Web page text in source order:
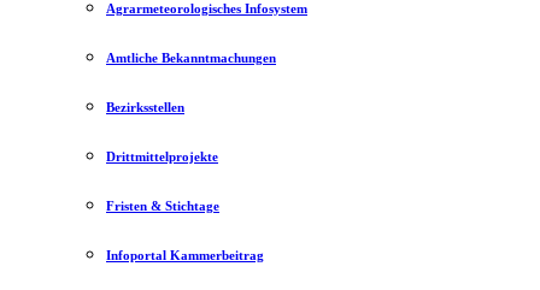
Agrarmeteorologisches Infosystem
Amtliche Bekanntmachungen
Bezirksstellen
Drittmittelprojekte
Fristen & Stichtage
Infoportal Kammerbeitrag